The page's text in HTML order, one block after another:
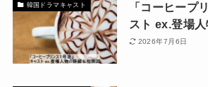
韓国ドラマキャスト
「コーヒープ
スト ex.登場
2026年7月6日